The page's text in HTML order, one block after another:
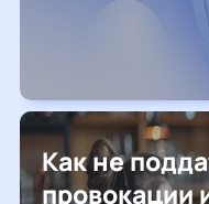
Как не
провокации